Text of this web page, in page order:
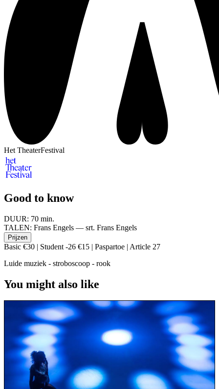
Het TheaterFestival
Good to know
DUUR: 70 min.
TALEN: Frans Engels — srt. Frans Engels
Prijzen
Basic €30 | Student -26 €15 | Paspartoe | Article 27
Luide muziek - stroboscoop - rook
You might also like